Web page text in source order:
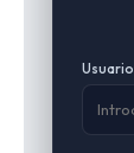
Usuario